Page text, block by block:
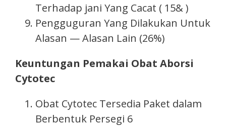
Terhadap jani Yang Cacat ( 15& )
Pengguguran Yang Dilakukan Untuk
Alasan — Alasan Lain (26%)
Keuntungan Pemakai Obat Aborsi
Cytotec
Obat Cytotec Tersedia Paket dalam
Berbentuk Persegi 6